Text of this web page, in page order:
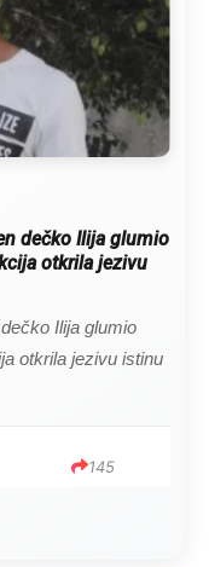
kupala, pelene
po čokoladu..